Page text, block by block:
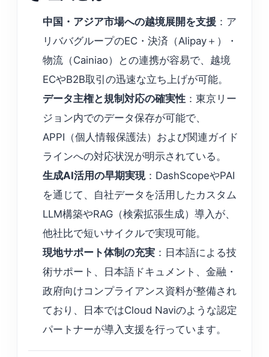
中国・アジア市場への越境展開を支援 ：ア
リババグループのEC・決済（Alipay＋）・
物流（Cainiao）との連携が容易で、越境
ECやB2B取引の迅速な立ち上げが可能。
データ主権と規制対応の確実性 ：東京リー
ジョン内でのデータ保存が可能で、
APPI（個人情報保護法）および関連ガイド
ラインへの対応状況が明示されている。
生成AI活用の早期実現：DashScopeやPAI
を通じて、自社データを活用したカスタム
LLM構築やRAG（検索拡張生成）導入が、
他社比で短いサイクルで実現可能。
現地サポート体制の充実 ：日本語による技
術サポート、日本語ドキュメント、金融・
政府向けコンプライアンス資料が整備され
ており、日本ではCloud Naviのような認定
パートナーが導入支援を行っています。